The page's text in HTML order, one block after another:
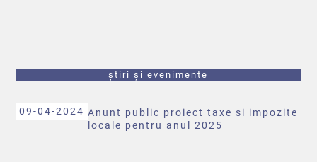
știri și evenimente
09-04-2024 Anunt public proiect taxe si impozite
locale pentru anul 2025